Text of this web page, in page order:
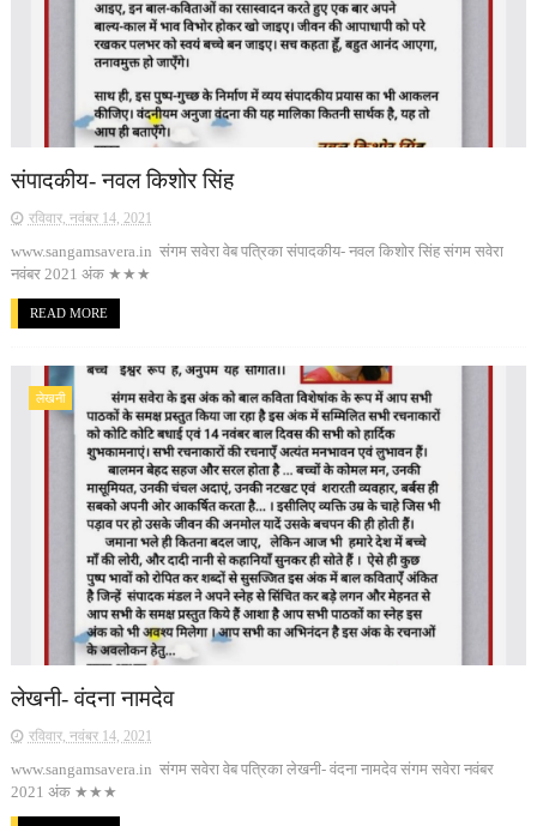
संपादकीय- नवल किशोर सिंह
रविवार, नवंबर 14, 2021
www.sangamsavera.in संगम सवेरा वेब पत्रिका संपादकीय- नवल किशोर सिंह संगम सवेरा
नवंबर 2021 अंक ★★★
READ MORE
लेखनी
लेखनी- वंदना नामदेव
रविवार, नवंबर 14, 2021
www.sangamsavera.in संगम सवेरा वेब पत्रिका लेखनी- वंदना नामदेव संगम सवेरा नवंबर
2021 अंक ★★★